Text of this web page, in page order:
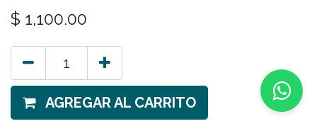
$ 1,100.00
AGREGAR AL CARRITO